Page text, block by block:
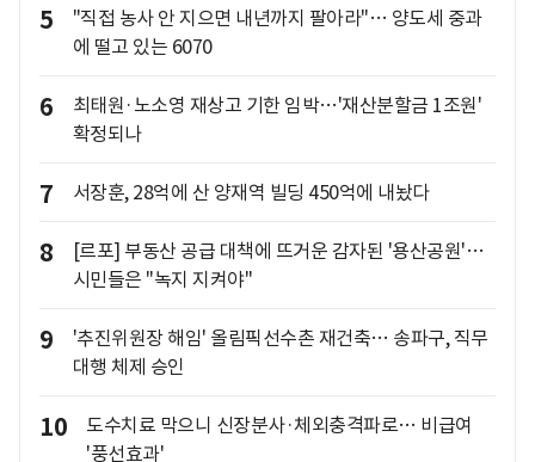
5
"직접 농사 안 지으면 내년까지 팔아라"… 양도세 중과
에 떨고 있는 6070
6
최태원·노소영 재상고 기한 임박…'재산분할금 1조원'
확정되나
7 서장훈, 28억에 산 양재역 빌딩 450억에 내놨다
8
[르포] 부동산 공급 대책에 뜨거운 감자된 '용산공원'…
시민들은 "녹지 지켜야"
9
'추진위원장 해임' 올림픽선수촌 재건축… 송파구, 직무
대행 체제 승인
10
도수치료 막으니 신장분사·체외충격파로… 비급여
'풍선효과'